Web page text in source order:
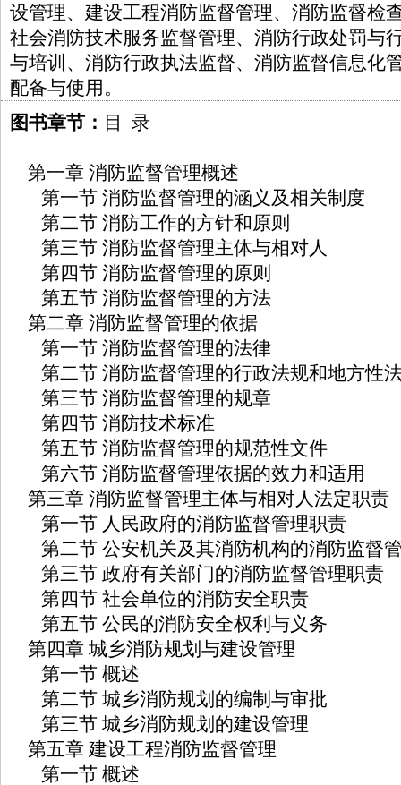
设管理、建设工程消防监督管理、消防监督检
社会消防技术服务监督管理、消防行政处罚与
与培训、消防行政执法监督、消防监督信息化
配备与使用。
图书章节： 目 录
第一章 消防监督管理概述
第一节 消防监督管理的涵义及相关制度
第二节 消防工作的方针和原则
第三节 消防监督管理主体与相对人
第四节 消防监督管理的原则
第五节 消防监督管理的方法
第二章 消防监督管理的依据
第一节 消防监督管理的法律
第二节 消防监督管理的行政法规和地方性
第三节 消防监督管理的规章
第四节 消防技术标准
第五节 消防监督管理的规范性文件
第六节 消防监督管理依据的效力和适用
第三章 消防监督管理主体与相对人法定职
第一节 人民政府的消防监督管理职责
第二节 公安机关及其消防机构的消防监督
第三节 政府有关部门的消防监督管理职责
第四节 社会单位的消防安全职责
第五节 公民的消防安全权利与义务
第四章 城乡消防规划与建设管理
第一节 概述
第二节 城乡消防规划的编制与审批
第三节 城乡消防规划的建设管理
第五章 建设工程消防监督管理
第一节 概述